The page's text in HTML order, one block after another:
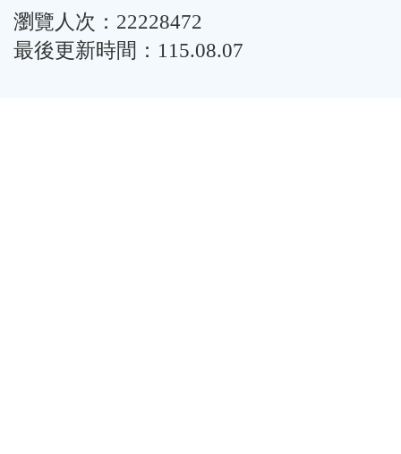
瀏覽人次：22228472
最後更新時間：115.08.07